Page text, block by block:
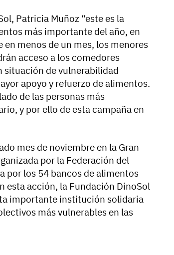
Patricia Muñoz “este es la
más importante del año, en
en menos de un mes, los menores
acceso a los comedores
situación de vulnerabilidad
apoyo y refuerzo de alimentos.
de las personas más
y por ello de esta campaña en
mes de noviembre en la Gran
por la Federación del
por los 54 bancos de alimentos
esta acción, la Fundación DinoSol
importante institución solidaria
más vulnerables en las